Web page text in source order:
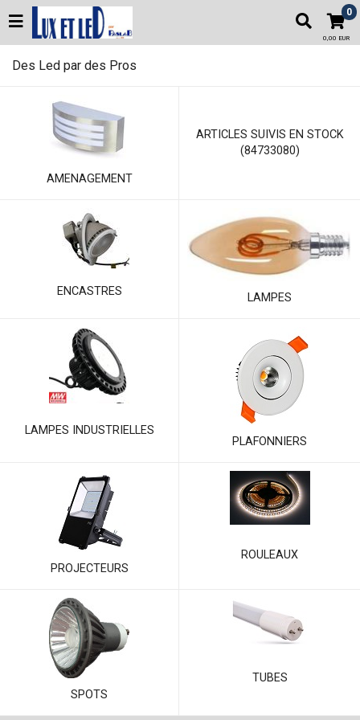
0
0,00 EUR
Des Led par des Pros
AMENAGEMENT
ARTICLES SUIVIS EN STOCK
(84733080)
ENCASTRES LAMPES
LAMPES INDUSTRIELLES
PLAFONNIERS
PROJECTEURS
ROULEAUX
SPOTS
TUBES